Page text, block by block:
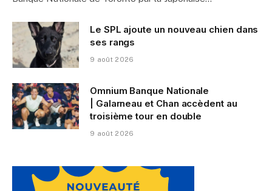
Le SPL ajoute un nouveau chien dans
ses rangs
9 août 2026
Omnium Banque Nationale
| Galarneau et Chan accèdent au
troisième tour en double
9 août 2026